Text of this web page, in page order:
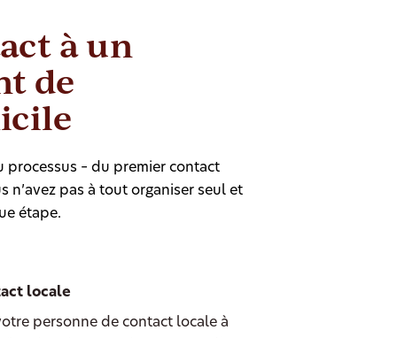
à un
de
processus – du premier contact
n’avez pas à tout organiser seul et
étape.
locale
personne de contact locale à